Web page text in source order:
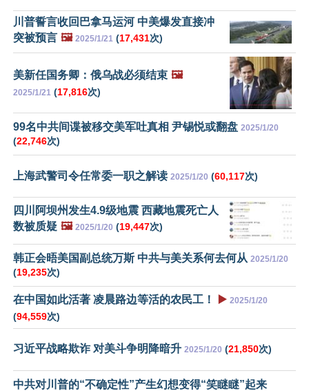
川普誓言收回巴拿马运河 中美爆发直接冲
突被预言 🖼️ 2025/1/21 (17,431次)
美新任国务卿：俄乌战必须结束 🖼️
2025/1/21 (17,816次)
99名中共间谍被移交美军吐真相 尹锡悦或翻盘 2025/1/20
(22,746次)
上海武警司令任常委一职之解读 2025/1/20 (60,117次)
四川阿坝州发生4.9级地震 西藏地震死亡人
数被质疑 🖼️ 2025/1/20 (19,447次)
韩正会晤美国副总统万斯 中共与美关系何去何从 2025/1/20
(19,235次)
在中国如此活著 凌晨路边等活的农民工！ ▶️ 2025/1/20
(94,559次)
习近平战略欺诈 对美斗争明降暗升 2025/1/20 (21,850次)
中共对川普的“不确定性”产生幻想变得“笑瞇瞇”起来